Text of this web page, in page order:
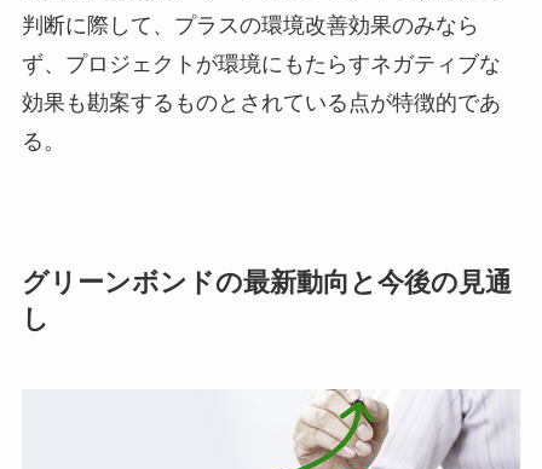
判断に際して、プラスの環境改善効果のみなら
ず、プロジェクトが環境にもたらすネガティブな
効果も勘案するものとされている点が特徴的であ
る。
グリーンボンドの最新動向と今後の見通
し